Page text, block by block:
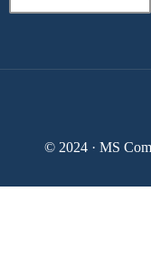
© 2024 · MS